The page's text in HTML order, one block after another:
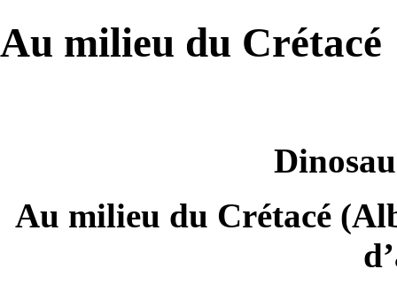
Au milieu du Crétacé
Au milieu du Crétacé